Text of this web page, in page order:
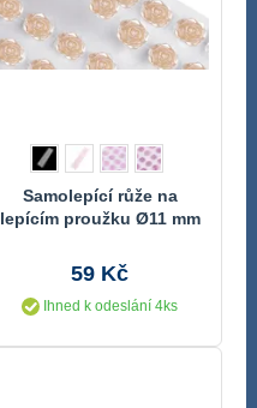
Samolepící růže na
lepícím proužku Ø11 mm
59 Kč
Ihned k odeslání 4ks